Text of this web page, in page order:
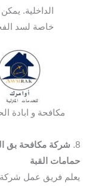
الداخلية.
خاصة لسد
مكافحة و ابادة
8. شركة مكافحة بق
حمامات القبة
يعلم فريق عمل شركة